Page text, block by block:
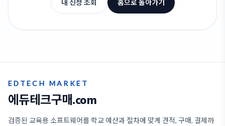
내 신청 조회 홈으로 돌아가기
EDTECH MARKET
에듀테크구매.com
검증된 교육용 소프트웨어를 학교 예산과 절차에 맞게 견적, 구매, 결제까